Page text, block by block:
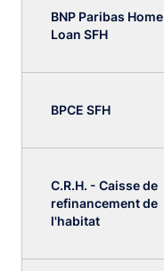
BNP Paribas Home
Loan SFH
BPCE SFH
C.R.H. - Caisse de
refinancement de
l'habitat